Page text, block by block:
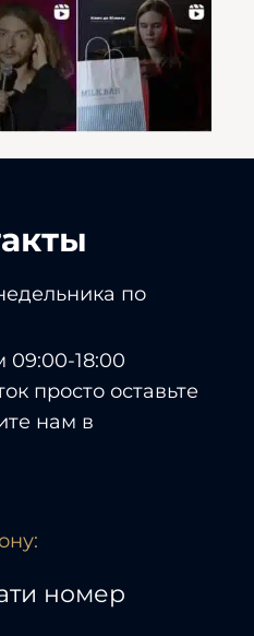
по
18:00
просто оставьте
нам в
номер